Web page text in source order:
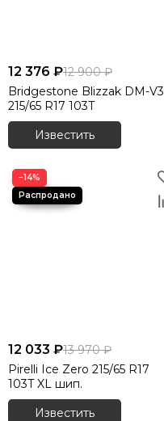
12 376 ₽12 900 ₽
Bridgestone Blizzak DM-V3
215/65 R17 103T
Известить
−14%
12 033 ₽13 970 ₽
Pirelli Ice Zero 215/65 R17
103T XL шип.
Известить